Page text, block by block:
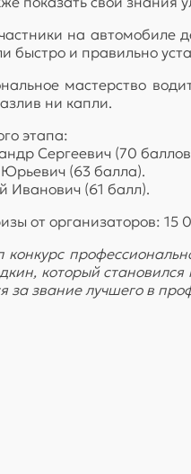
на автомобиле
быстро и правильно
мастерство
ни капли.
этапа:
Сергеевич (70
(63 балла).
Иванович (61 балл).
от организаторов: 15
который
за звание лучшего в